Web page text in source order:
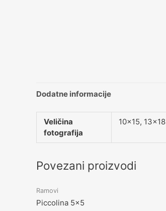
Dodatne informacije
Veličina
fotografija
10×15, 13×18
Povezani proizvodi
Ramovi
Piccolina 5×5